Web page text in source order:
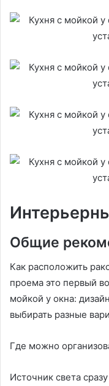
Общие
Как расположить
проема это первый
мойкой у окна:
выбирать разные
Где можно
Источник света